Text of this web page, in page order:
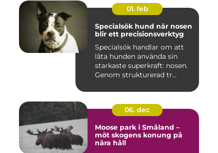
01. feb
Specialsök hund när nosen
blir ett precisionsverktyg
Specialsök handlar om att
låta hunden använda sin
starkaste superkraft: nosen.
Genom strukturerad tr...
06. dec
Moose park i Småland –
möt skogens konung på
nära håll